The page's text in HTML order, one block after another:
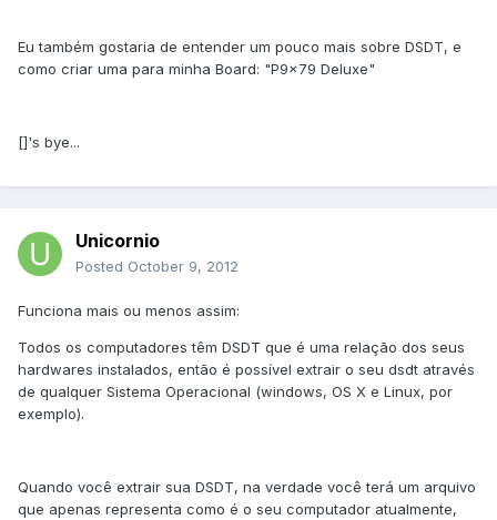
Eu também gostaria de entender um pouco mais sobre DSDT, e
como criar uma para minha Board: "P9x79 Deluxe"
[]'s bye...
Unicornio
Posted October 9, 2012
Funciona mais ou menos assim:
Todos os computadores têm DSDT que é uma relação dos seus
hardwares instalados, então é possível extrair o seu dsdt através
de qualquer Sistema Operacional (windows, OS X e Linux, por
exemplo).
Quando você extrair sua DSDT, na verdade você terá um arquivo
que apenas representa como é o seu computador atualmente,